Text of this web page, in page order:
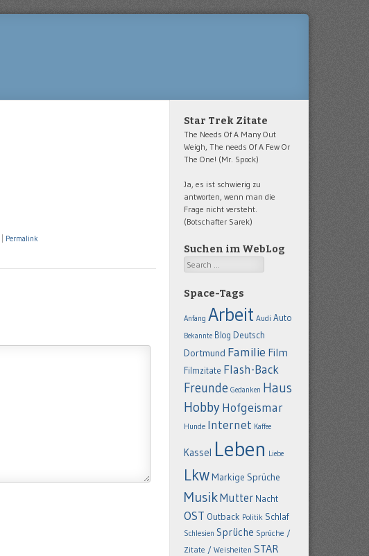
Permalink
Star Trek Zitate
The Needs Of A Many Out
Weigh, The needs Of A Few Or
The One! (Mr. Spock)
Ja, es ist schwierig zu
antworten, wenn man die
Frage nicht versteht.
(Botschafter Sarek)
Suchen im WebLog
Search
Space-Tags
Anfang Arbeit Audi Auto
Bekannte Blog Deutsch
Dortmund Familie Film
Filmzitate Flash-Back
Freunde Gedanken Haus
HobbyHofgeismar
Hunde Internet Kaffee
Kassel Leben Liebe
LkwMarkige Sprüche
MusikMutter Nacht
OST Outback Politik Schlaf
Schlesien Sprüche Sprüche /
Zitate / Weisheiten STAR